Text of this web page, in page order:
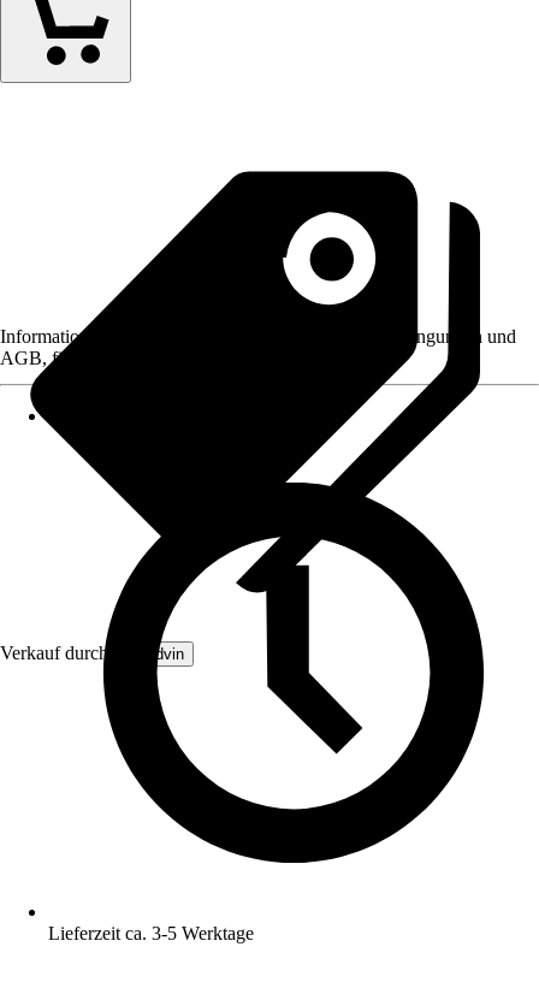
Verkauf durch: Brandvin
Informationen des Verkäufers, wie z. B. Rückgabebedingungen und
AGB, finden Sie bei Klick auf den Verkäufernamen.
Lieferzeit ca. 3-5 Werktage